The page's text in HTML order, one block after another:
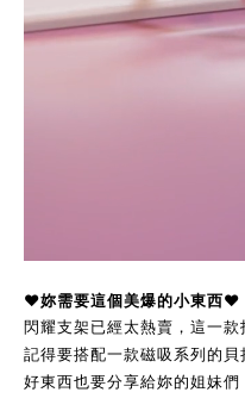
♥︎妳需要這個美爆的小東西♥︎
閃耀支架已經太熱賣，這一
記得要搭配一款磁吸系列的
好東西也要分享給妳的姐妹們